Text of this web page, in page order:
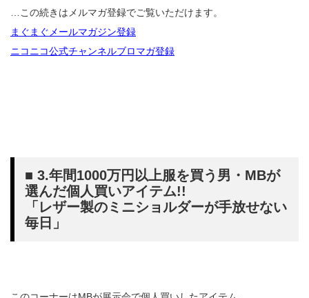
…この続きはメルマガ登録でご覧いただけます。
まぐまぐメールマガジン登録
ニコニコ公式チャンネルブロマガ登録
■ 3.年間1000万円以上服を買う男・MBが
選んだ個人買いアイテム!!
「レザー製のミニショルダーが手放せない
毎日」